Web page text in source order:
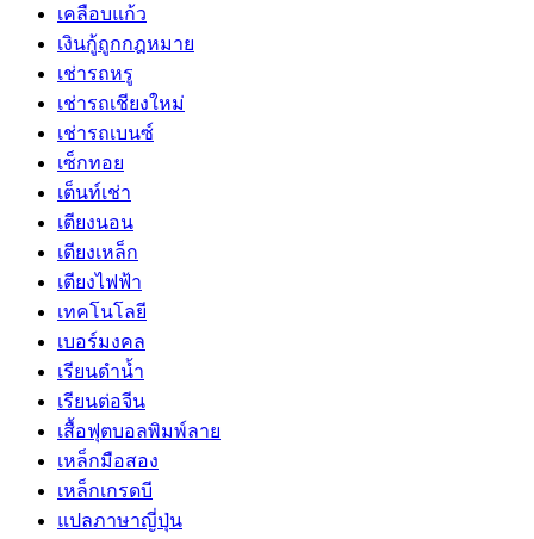
เคลือบแก้ว
เงินกู้ถูกกฎหมาย
เช่ารถหรู
เช่ารถเชียงใหม่
เช่ารถเบนซ์
เซ็กทอย
เต็นท์เช่า
เตียงนอน
เตียงเหล็ก
เตียงไฟฟ้า
เทคโนโลยี
เบอร์มงคล
เรียนดำน้ำ
เรียนต่อจีน
เสื้อฟุตบอลพิมพ์ลาย
เหล็กมือสอง
เหล็กเกรดบี
แปลภาษาญี่ปุ่น